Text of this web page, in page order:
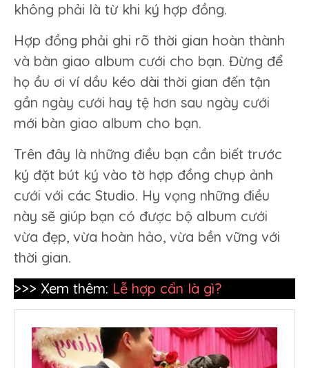
không phải là từ khi ký hợp đồng.
Hợp đồng phải ghi rõ thời gian hoàn thành
và bàn giao album cưới cho bạn. Đừng để
họ ầu ơi ví dầu kéo dài thời gian đến tận
gần ngày cưới hay tệ hơn sau ngày cưới
mới bàn giao album cho bạn.
Trên đây là những điều bạn cần biết trước
ký đặt bút ký vào tờ hợp đồng chụp ảnh
cưới với các Studio. Hy vọng những điều
này sẽ giúp bạn có được bộ album cưới
vừa đẹp, vừa hoàn hảo, vừa bền vững với
thời gian.
>>> Xem thêm: Lễ hợp cẩn là gì?